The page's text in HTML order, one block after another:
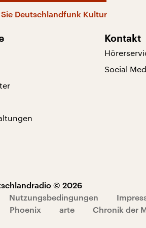
Deutschlandfunk Kultur
Kontakt
Social
© 2026
Nutzungsbedingungen
Phoenix arte Chronik der